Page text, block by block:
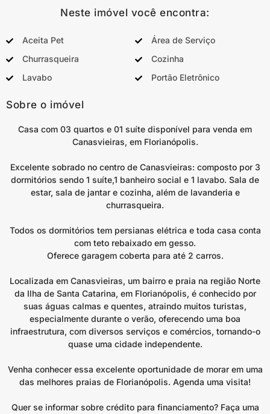
Neste imóvel você encontra:
Aceita Pet
Área de Serviço
Churrasqueira
Cozinha
Lavabo
Portão Eletrônico
Sobre o imóvel
Casa com 03 quartos e 01 suíte disponível para venda em
Canasvieiras, em Florianópolis.
Excelente sobrado no centro de Canasvieiras: composto por 3
dormitórios sendo 1 suíte,1 banheiro social e 1 lavabo. Sala de
estar, sala de jantar e cozinha, além de lavanderia e
churrasqueira.
Todos os dormitórios tem persianas elétrica e toda casa conta
com teto rebaixado em gesso.
Oferece garagem coberta para até 2 carros.
Localizada em Canasvieiras, um bairro e praia na região Norte
da Ilha de Santa Catarina, em Florianópolis, é conhecido por
suas águas calmas e quentes, atraindo muitos turistas,
especialmente durante o verão, oferecendo uma boa
infraestrutura, com diversos serviços e comércios, tornando-o
quase uma cidade independente.
Venha conhecer essa excelente oportunidade de morar em uma
das melhores praias de Florianópolis. Agenda uma visita!
Quer se informar sobre crédito para financiamento? Faça uma